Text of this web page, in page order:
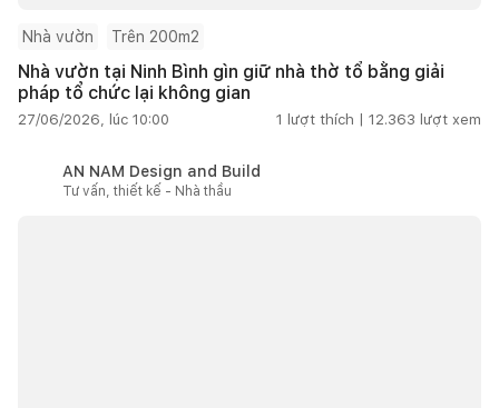
Nhà vườn Trên 200m2
Nhà vườn tại Ninh Bình gìn giữ nhà thờ tổ bằng giải
pháp tổ chức lại không gian
27/06/2026, lúc 10:00 1 lượt thích | 12.363 lượt xem
AN NAM Design and Build
Tư vấn, thiết kế - Nhà thầu